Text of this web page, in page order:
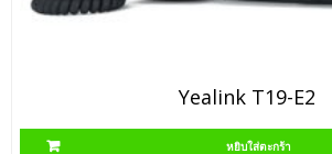
Yealink T19-E2
หยิบใส่ตะกร้า